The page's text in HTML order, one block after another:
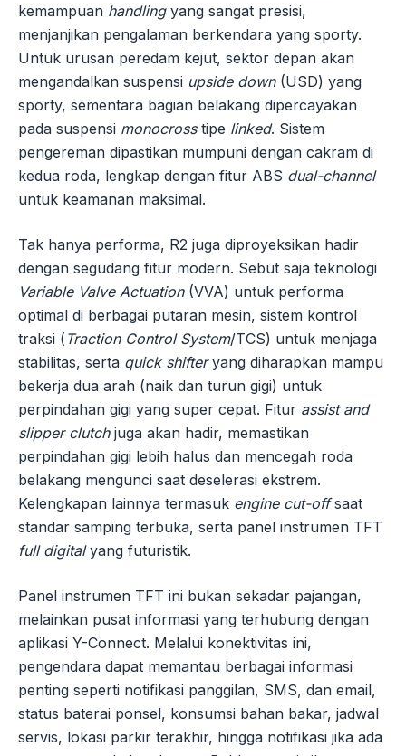
kemampuan handlingyang sangat presisi,
menjanjikan pengalaman berkendara yang sporty.
Untuk urusan peredam kejut, sektor depan akan
mengandalkan suspensi upside down(USD) yang
sporty, sementara bagian belakang dipercayakan
pada suspensi monocrosstipe linked. Sistem
pengereman dipastikan mumpuni dengan cakram di
kedua roda, lengkap dengan fitur ABS dual-channel
untuk keamanan maksimal.
Tak hanya performa, R2 juga diproyeksikan hadir
dengan segudang fitur modern. Sebut saja teknologi
Variable Valve Actuation(VVA) untuk performa
optimal di berbagai putaran mesin, sistem kontrol
traksi ( Traction Control System/TCS) untuk menjaga
stabilitas, serta quick shifteryang diharapkan mampu
bekerja dua arah (naik dan turun gigi) untuk
perpindahan gigi yang super cepat. Fitur assist and
slipper clutchjuga akan hadir, memastikan
perpindahan gigi lebih halus dan mencegah roda
belakang mengunci saat deselerasi ekstrem.
Kelengkapan lainnya termasuk engine cut-offsaat
standar samping terbuka, serta panel instrumen TFT
full digitalyang futuristik.
Panel instrumen TFT ini bukan sekadar pajangan,
melainkan pusat informasi yang terhubung dengan
aplikasi Y-Connect. Melalui konektivitas ini,
pengendara dapat memantau berbagai informasi
penting seperti notifikasi panggilan, SMS, dan email,
status baterai ponsel, konsumsi bahan bakar, jadwal
servis, lokasi parkir terakhir, hingga notifikasi jika ada